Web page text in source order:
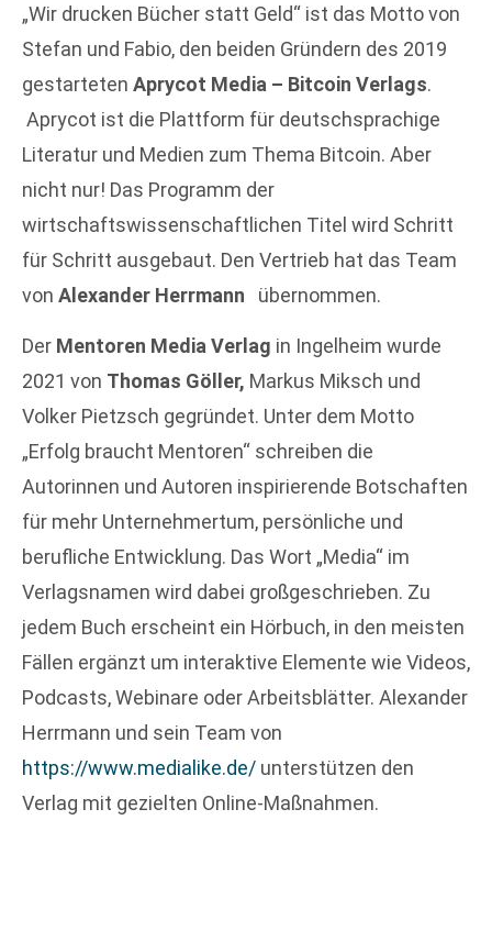
„Wir drucken Bücher statt Geld“ ist das Motto von
Stefan und Fabio, den beiden Gründern des 2019
gestarteten Aprycot Media – Bitcoin Verlags.
Aprycot ist die Plattform für deutschsprachige
Literatur und Medien zum Thema Bitcoin. Aber
nicht nur! Das Programm der
wirtschaftswissenschaftlichen Titel wird Schritt
für Schritt ausgebaut. Den Vertrieb hat das Team
von Alexander Herrmann übernommen.
Der Mentoren Media Verlag in Ingelheim wurde
2021 von Thomas Göller, Markus Miksch und
Volker Pietzsch gegründet. Unter dem Motto
„Erfolg braucht Mentoren“ schreiben die
Autorinnen und Autoren inspirierende Botschaften
für mehr Unternehmertum, persönliche und
berufliche Entwicklung. Das Wort „Media“ im
Verlagsnamen wird dabei großgeschrieben. Zu
jedem Buch erscheint ein Hörbuch, in den meisten
Fällen ergänzt um interaktive Elemente wie Videos,
Podcasts, Webinare oder Arbeitsblätter. Alexander
Herrmann und sein Team von
https://www.medialike.de/ unterstützen den
Verlag mit gezielten Online-Maßnahmen.